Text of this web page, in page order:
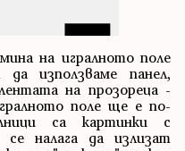
на игралното поле
използваме панел,
на прозореца -
поле ще е по-
са картинки с
налага да излизат